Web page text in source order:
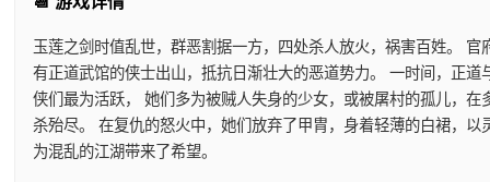
玉莲之剑时值乱世，群恶割据一方，四处杀人放火，祸害百姓。
有正道武馆的侠士出山，抵抗日渐壮大的恶道势力。 一时间，正
侠们最为活跃， 她们多为被贼人失身的少女，或被屠村的孤儿，
杀殆尽。 在复仇的怒火中，她们放弃了甲胄，身着轻薄的白裙，
为混乱的江湖带来了希望。